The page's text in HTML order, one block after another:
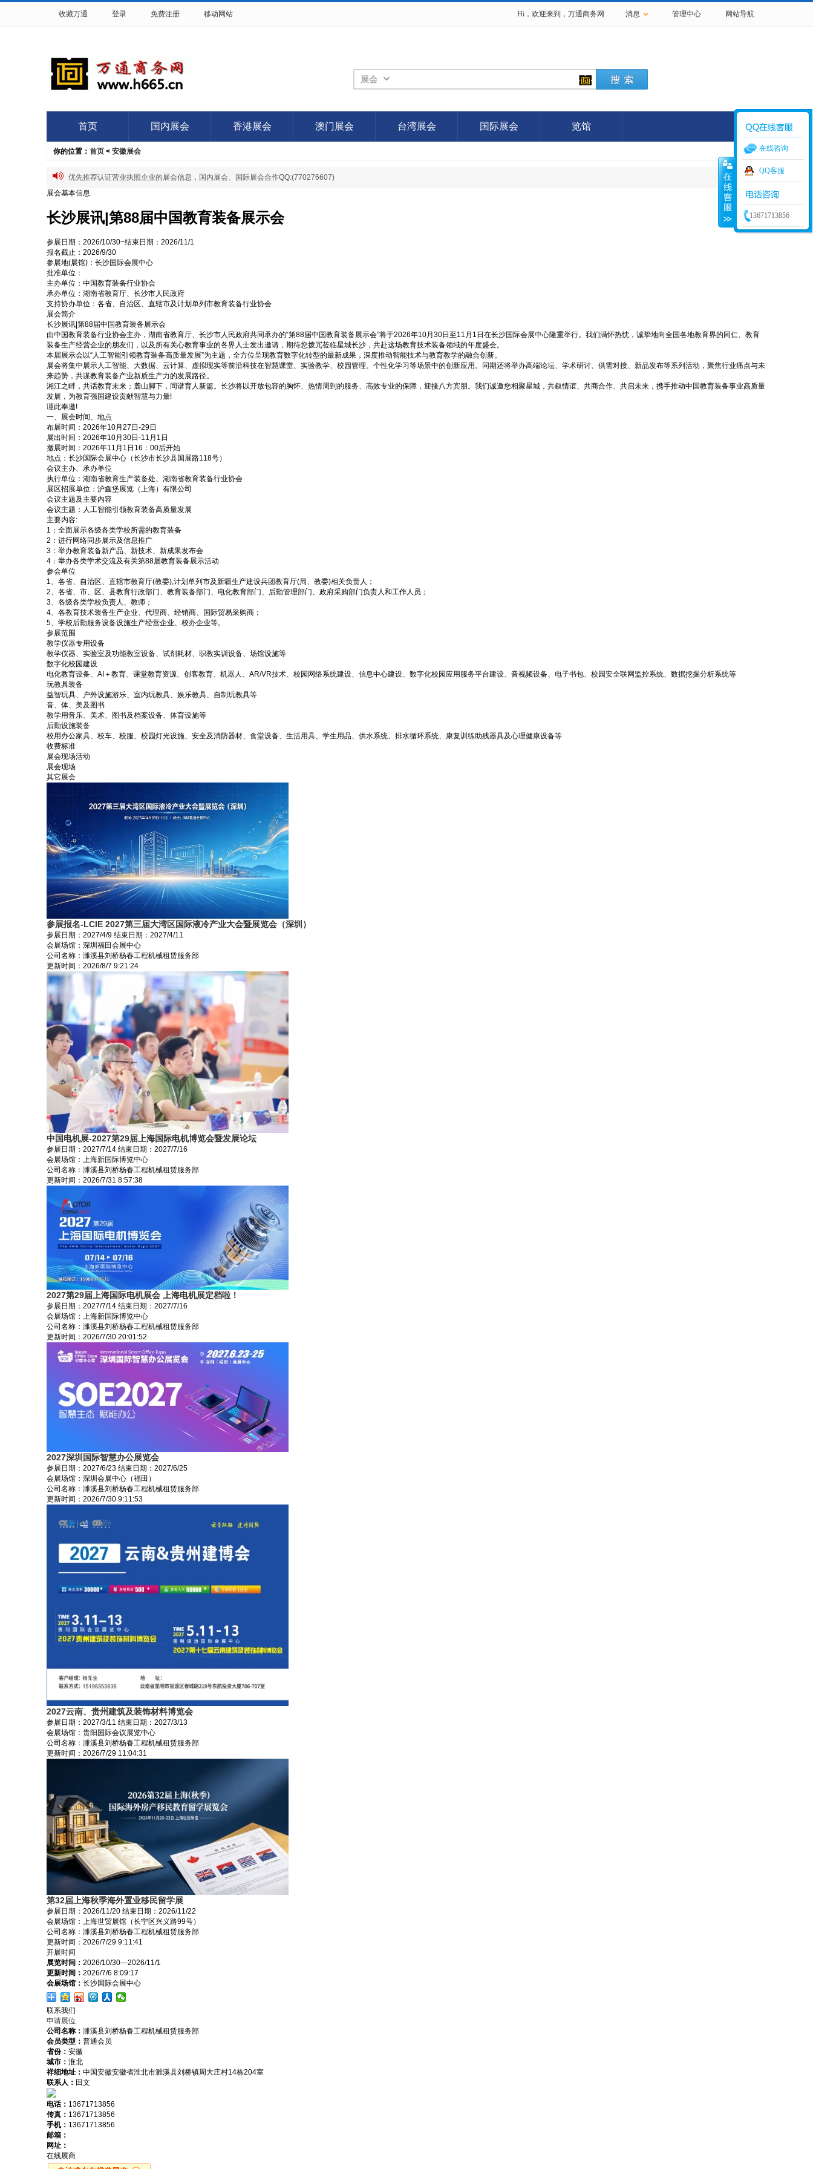
收藏万通 登录 免费注册 移动网站 Hi，欢迎来到， 万通商务网 消息 管理中心 网站导航
展会
首页 国内展会 香港展会 澳门展会 台湾展会 国际展会 览馆
你的位置： 首页 < 安徽展会
优先推荐认证营业执照企业的展会信息，国内展会、国际展会合作QQ:(770276607)
展会基本信息
长沙展讯|第88届中国教育装备展示会
参展日期： 2026/10/30~结束日期： 2026/11/1
报名截止： 2026/9/30
参展地(展馆)： 长沙国际会展中心
批准单位：
主办单位： 中国教育装备行业协会
承办单位： 湖南省教育厅、长沙市人民政府
支持协办单位： 各省、自治区、直辖市及计划单列市教育装备行业协会
展会简介
长沙展讯|第88届中国教育装备展示会
由中国教育装备行业协会主办，湖南省教育厅、长沙市人民政府共同承办的“第88届中国教育装备展示会”将于2026年10月30日至11月1日在长沙国际会展中心隆重举行。我们满怀热忱，诚挚地向全国各地教育界的同仁、教育
装备生产经营企业的朋友们，以及所有关心教育事业的各界人士发出邀请，期待您拨冗莅临星城长沙，共赴这场教育技术装备领域的年度盛会。
本届展示会以“人工智能引领教育装备高质量发展”为主题，全方位呈现教育数字化转型的最新成果，深度推动智能技术与教育教学的融合创新。
展会将集中展示人工智能、大数据、云计算、虚拟现实等前沿科技在智慧课堂、实验教学、校园管理、个性化学习等场景中的创新应用。同期还将举办高端论坛、学术研讨、供需对接、新品发布等系列活动，聚焦行业痛点与未
来趋势，共谋教育装备产业新质生产力的发展路径。
湘江之畔，共话教育未来；麓山脚下，同谱育人新篇。长沙将以开放包容的胸怀、热情周到的服务、高效专业的保障，迎接八方宾朋。我们诚邀您相聚星城，共叙情谊、共商合作、共启未来，携手推动中国教育装备事业高质量
发展，为教育强国建设贡献智慧与力量!
谨此奉邀!
一、展会时间、地点
布展时间：2026年10月27日-29日
展出时间：2026年10月30日-11月1日
撤展时间：2026年11月1日16：00后开始
地点：长沙国际会展中心（长沙市长沙县国展路118号）
会议主办、承办单位
执行单位：湖南省教育生产装备处、湖南省教育装备行业协会
展区招展单位：沪鑫堡展览（上海）有限公司
会议主题及主要内容
会议主题：人工智能引领教育装备高质量发展
主要内容:
1：全面展示各级各类学校所需的教育装备
2：进行网络同步展示及信息推广
3：举办教育装备新产品、新技术、新成果发布会
4：举办各类学术交流及有关第88届教育装备展示活动
参会单位
1、各省、自治区、直辖市教育厅(教委),计划单列市及新疆生产建设兵团教育厅(局、教委)相关负责人；
2、各省、市、区、县教育行政部门、教育装备部门、电化教育部门、后勤管理部门、政府采购部门负责人和工作人员；
3、各级各类学校负责人、教师；
4、各教育技术装备生产企业、代理商、经销商、国际贸易采购商；
5、学校后勤服务设备设施生产经营企业、校办企业等。
参展范围
教学仪器专用设备
教学仪器、实验室及功能教室设备、试剂耗材、职教实训设备、场馆设施等
数字化校园建设
电化教育设备、AI＋教育、课堂教育资源、创客教育、机器人、AR/VR技术、校园网络系统建设、信息中心建设、数字化校园应用服务平台建设、音视频设备、电子书包、校园安全联网监控系统、数据挖掘分析系统等
玩教具装备
益智玩具、户外设施游乐、室内玩教具、娱乐教具、自制玩教具等
音、体、美及图书
教学用音乐、美术、图书及档案设备、体育设施等
后勤设施装备
校用办公家具、校车、校服、校园灯光设施、安全及消防器材、食堂设备、生活用具、学生用品、供水系统、排水循环系统、康复训练助残器具及心理健康设备等
收费标准
展会现场活动
展会现场
其它展会
参展报名-LCIE 2027第三届大湾区国际液冷产业大会暨展览会（深圳）
参展日期： 2027/4/9 结束日期： 2027/4/11
会展场馆： 深圳福田会展中心
公司名称：濉溪县刘桥杨春工程机械租赁服务部
更新时间： 2026/8/7 9:21:24
中国电机展-2027第29届上海国际电机博览会暨发展论坛
参展日期： 2027/7/14 结束日期： 2027/7/16
会展场馆： 上海新国际博览中心
公司名称：濉溪县刘桥杨春工程机械租赁服务部
更新时间： 2026/7/31 8:57:38
2027第29届上海国际电机展会 上海电机展定档啦！
参展日期： 2027/7/14 结束日期： 2027/7/16
会展场馆： 上海新国际博览中心
公司名称：濉溪县刘桥杨春工程机械租赁服务部
更新时间： 2026/7/30 20:01:52
2027深圳国际智慧办公展览会
参展日期： 2027/6/23 结束日期： 2027/6/25
会展场馆： 深圳会展中心（福田）
公司名称：濉溪县刘桥杨春工程机械租赁服务部
更新时间： 2026/7/30 9:11:53
2027云南、贵州建筑及装饰材料博览会
参展日期： 2027/3/11 结束日期： 2027/3/13
会展场馆： 贵阳国际会议展览中心
公司名称：濉溪县刘桥杨春工程机械租赁服务部
更新时间： 2026/7/29 11:04:31
第32届上海秋季海外置业移民留学展
参展日期： 2026/11/20 结束日期： 2026/11/22
会展场馆： 上海世贸展馆（长宁区兴义路99号）
公司名称：濉溪县刘桥杨春工程机械租赁服务部
更新时间： 2026/7/29 9:11:41
开展时间
展览时间： 2026/10/30---2026/11/1
更新时间： 2026/7/6 8:09:17
会展场馆： 长沙国际会展中心
联系我们
申请展位
公司名称： 濉溪县刘桥杨春工程机械租赁服务部
会员类型： 普通会员
省份： 安徽
城市： 淮北
祥细地址： 中国安徽安徽省淮北市濉溪县刘桥镇周大庄村14栋204室
联系人： 田文
电话： 13671713856
传真： 13671713856
手机： 13671713856
邮箱：
网址：
在线展商
在线咨询
QQ客服
13671713856